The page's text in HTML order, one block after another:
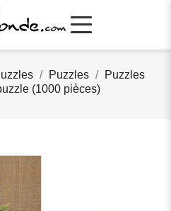
Puzzles
Puzzles
(1000 pièces)